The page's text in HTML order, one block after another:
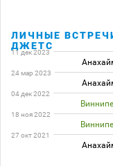
ЛИЧНЫЕ
ДЖЕТС
11 дек 2023
24 мар 2023
04 дек 2022
18 ноя 2022
27 окт 2021